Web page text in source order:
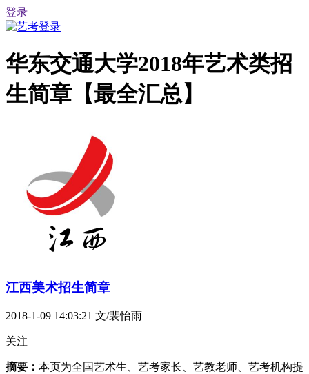
登录
华东交通大学2018年艺术类招
生简章【最全汇总】
江西美术招生简章
2018-1-09 14:03:21 文/裴怡雨
关注
摘要： 本页为全国艺术生、艺考家长、艺教老师、艺考机构提